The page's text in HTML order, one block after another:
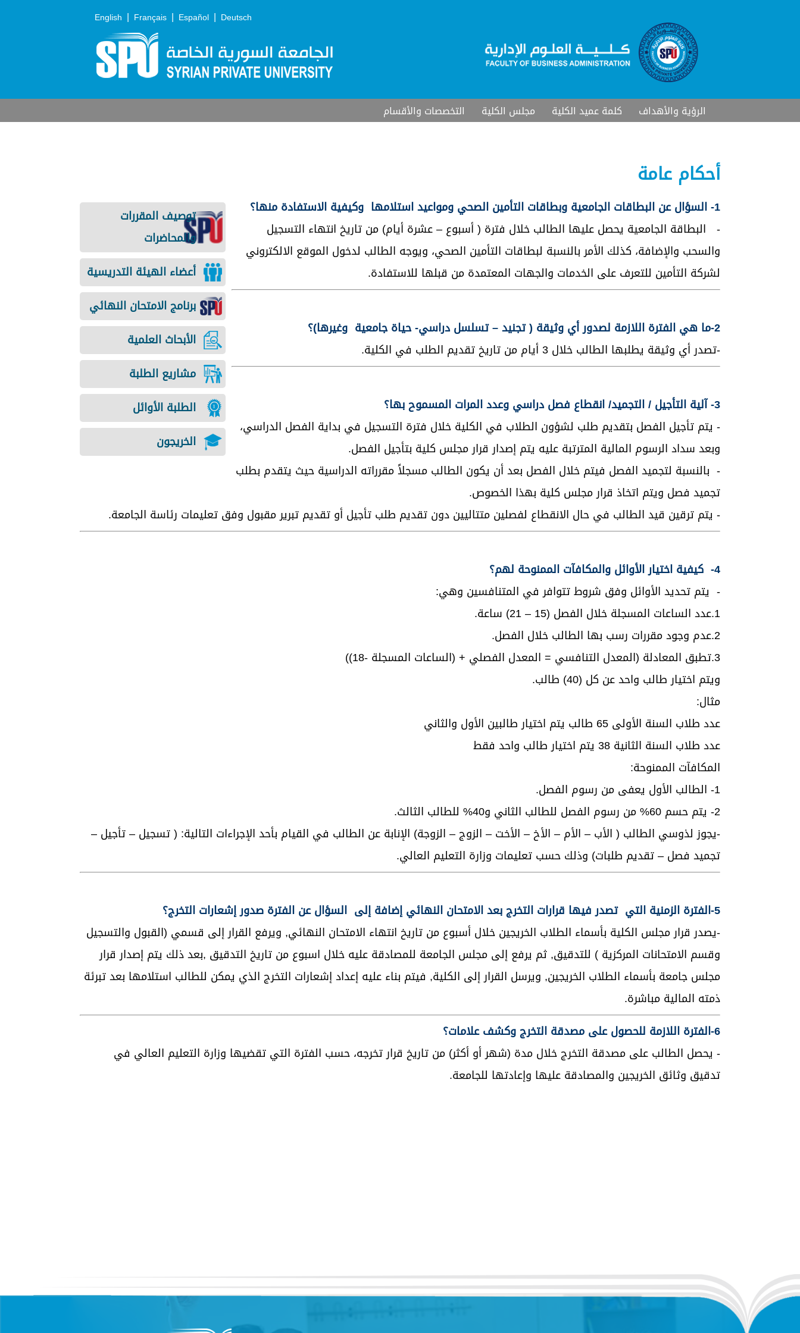
English | Français | Español | Deutsch
الرؤية والأهداف كلمة عميد الكلية مجلس الكلية التخصصات والأقسام
أحكام عامة
توصيف المقررات
والمحاضرات
أعضاء الهيئة التدريسية
برنامج الامتحان النهائي
الأبحاث العلمية
مشاريع الطلبة
الطلبة الأوائل
الخريجون
1- السؤال عن البطاقات الجامعية وبطاقات التأمين الصحي ومواعيد استلامها وكيفية الاستفادة منها؟
- البطاقة الجامعية يحصل عليها الطالب خلال فترة ( أسبوع – عشرة أيام) من تاريخ انتهاء التسجيل
والسحب والإضافة، كذلك الأمر بالنسبة لبطاقات التأمين الصحي، ويوجه الطالب لدخول الموقع الالكتروني
لشركة التأمين للتعرف على الخدمات والجهات المعتمدة من قبلها للاستفادة.
2-ما هي الفترة اللازمة لصدور أي وثيقة ( تجنيد – تسلسل دراسي- حياة جامعية وغيرها)؟
-تصدر أي وثيقة يطلبها الطالب خلال 3 أيام من تاريخ تقديم الطلب في الكلية.
3- آلية التأجيل / التجميد/ انقطاع فصل دراسي وعدد المرات المسموح بها؟
- يتم تأجيل الفصل بتقديم طلب لشؤون الطلاب في الكلية خلال فترة التسجيل في بداية الفصل الدراسي،
وبعد سداد الرسوم المالية المترتبة عليه يتم إصدار قرار مجلس كلية بتأجيل الفصل.
- بالنسبة لتجميد الفصل فيتم خلال الفصل بعد أن يكون الطالب مسجلاً مقرراته الدراسية حيث يتقدم بطلب
تجميد فصل ويتم اتخاذ قرار مجلس كلية بهذا الخصوص.
- يتم ترقين قيد الطالب في حال الانقطاع لفصلين متتاليين دون تقديم طلب تأجيل أو تقديم تبرير مقبول وفق تعليمات رئاسة الجامعة.
4- كيفية اختيار الأوائل والمكافآت الممنوحة لهم؟
- يتم تحديد الأوائل وفق شروط تتوافر في المتنافسين وهي:
1.عدد الساعات المسجلة خلال الفصل (15 – 21) ساعة.
2.عدم وجود مقررات رسب بها الطالب خلال الفصل.
3.تطبق المعادلة (المعدل التنافسي = المعدل الفصلي + (الساعات المسجلة -18))
ويتم اختيار طالب واحد عن كل (40) طالب.
مثال:
عدد طلاب السنة الأولى 65 طالب يتم اختيار طالبين الأول والثاني
عدد طلاب السنة الثانية 38 يتم اختيار طالب واحد فقط
المكافآت الممنوحة:
1- الطالب الأول يعفى من رسوم الفصل.
2- يتم حسم 60% من رسوم الفصل للطالب الثاني و40% للطالب الثالث.
-يجوز لذوسي الطالب ( الأب – الأم – الأخ – الأخت – الزوج – الزوجة) الإنابة عن الطالب في القيام بأحد الإجراءات التالية: ( تسجيل – تأجيل –
تجميد فصل – تقديم طلبات) وذلك حسب تعليمات وزارة التعليم العالي.
5-الفترة الزمنية التي تصدر فيها قرارات التخرج بعد الامتحان النهائي إضافة إلى السؤال عن الفترة صدور إشعارات التخرج؟
-يصدر قرار مجلس الكلية بأسماء الطلاب الخريجين خلال أسبوع من تاريخ انتهاء الامتحان النهائي, ويرفع القرار إلى قسمي (القبول والتسجيل
وقسم الامتحانات المركزية ) للتدقيق, ثم يرفع إلى مجلس الجامعة للمصادقة عليه خلال اسبوع من تاريخ التدقيق ,بعد ذلك يتم إصدار قرار
مجلس جامعة بأسماء الطلاب الخريجين, ويرسل القرار إلى الكلية, فيتم بناء عليه إعداد إشعارات التخرج الذي يمكن للطالب استلامها بعد تبرئة
ذمته المالية مباشرة.
6-الفترة اللازمة للحصول على مصدقة التخرج وكشف علامات؟
- يحصل الطالب على مصدقة التخرج خلال مدة (شهر أو أكثر) من تاريخ قرار تخرجه، حسب الفترة التي تقضيها وزارة التعليم العالي في
تدقيق وثائق الخريجين والمصادقة عليها وإعادتها للجامعة.